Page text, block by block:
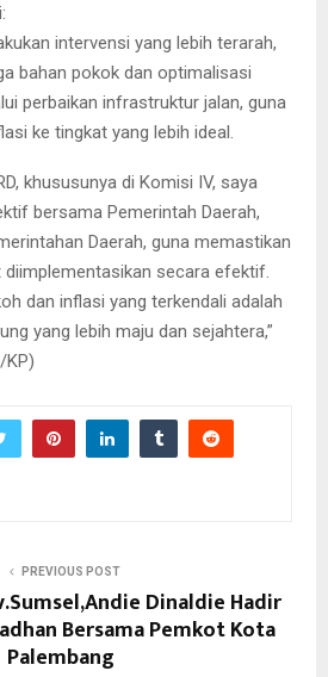
intervensi yang lebih terarah,
bahan pokok dan optimalisasi
perbaikan infrastruktur jalan, guna
ke tingkat yang lebih ideal.
khususunya di Komisi IV, saya
bersama Pemerintah Daerah,
Daerah, guna memastikan
secara efektif.
dan inflasi yang terkendali adalah
yang lebih maju dan sejahtera,”
KP)
PREVIOUS POST
Dinaldie Hadir
Bersama Pemkot Kota
Palembang